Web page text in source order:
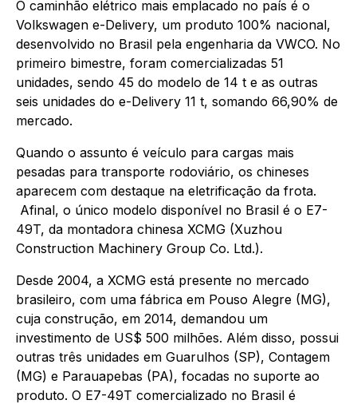
O caminhão elétrico mais emplacado no país é o
Volkswagen e-Delivery, um produto 100% nacional,
desenvolvido no Brasil pela engenharia da VWCO. No
primeiro bimestre, foram comercializadas 51
unidades, sendo 45 do modelo de 14 t e as outras
seis unidades do e-Delivery 11 t, somando 66,90% de
mercado.
Quando o assunto é veículo para cargas mais
pesadas para transporte rodoviário, os chineses
aparecem com destaque na eletrificação da frota.
Afinal, o único modelo disponível no Brasil é o E7-
49T, da montadora chinesa XCMG (Xuzhou
Construction Machinery Group Co. Ltd.).
Desde 2004, a XCMG está presente no mercado
brasileiro, com uma fábrica em Pouso Alegre (MG),
cuja construção, em 2014, demandou um
investimento de US$ 500 milhões. Além disso, possui
outras três unidades em Guarulhos (SP), Contagem
(MG) e Parauapebas (PA), focadas no suporte ao
produto. O E7-49T comercializado no Brasil é